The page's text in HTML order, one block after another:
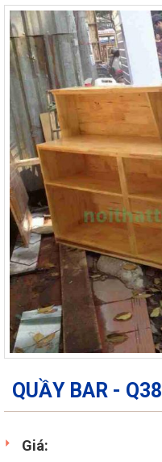
QUẦY BAR - Q38
Giá: